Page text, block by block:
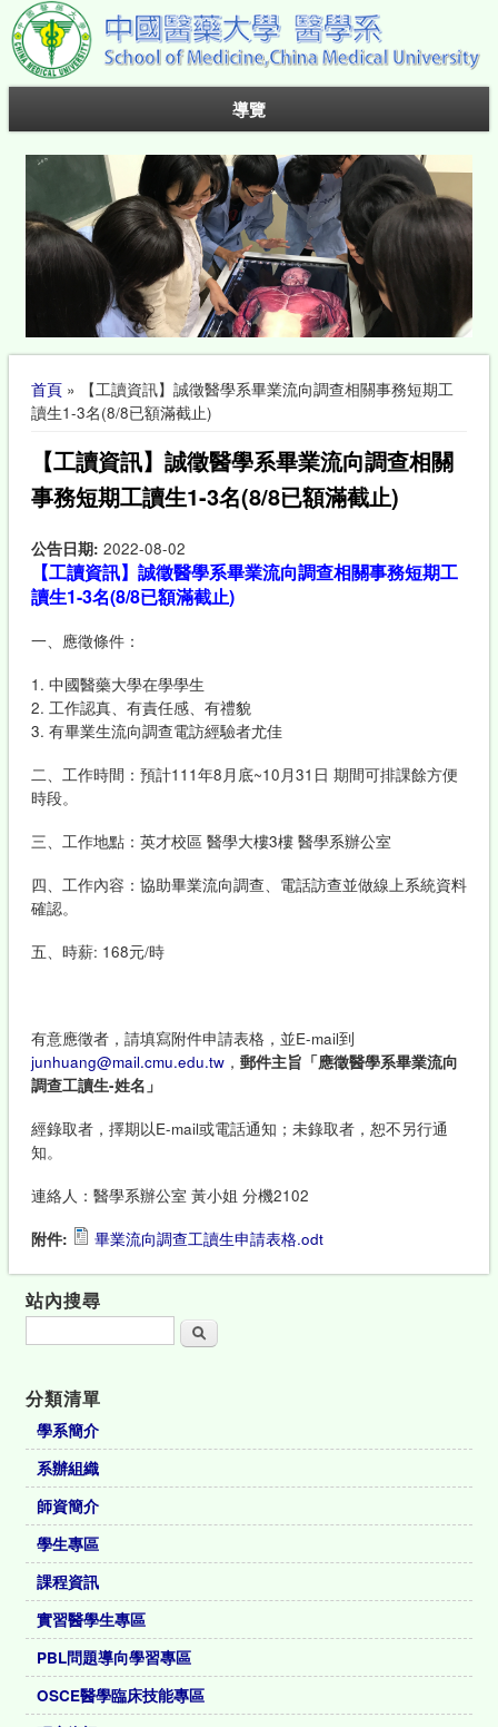
導覽
您在這裡
首頁» 【工讀資訊】誠徵醫學系畢業流向調查相關事務短期工
讀生1-3名(8/8已額滿截止)
【工讀資訊】誠徵醫學系畢業流向調查相關
事務短期工讀生1-3名(8/8已額滿截止)
公告日期: 2022-08-02
【工讀資訊】誠徵醫學系畢業流向調查相關事務短期工
讀生1-3名(8/8已額滿截止)
一、應徵條件：
1. 中國醫藥大學在學學生
2. 工作認真、有責任感、有禮貌
3. 有畢業生流向調查電訪經驗者尤佳
二、工作時間：預計111年8月底~10月31日 期間可排課餘方便
時段。
三、工作地點：英才校區 醫學大樓3樓 醫學系辦公室
四、工作內容：協助畢業流向調查、電話訪查並做線上系統資料
確認。
五、時薪: 168元/時
有意應徵者，請填寫附件申請表格，並E-mail到
junhuang@mail.cmu.edu.tw， 郵件主旨「應徵醫學系畢業流向
調查工讀生-姓名」
經錄取者，擇期以E-mail或電話通知；未錄取者，恕不另行通
知。
連絡人：醫學系辦公室 黃小姐 分機2102
附件: 畢業流向調查工讀生申請表格.odt
站內搜尋
搜尋
分類清單
學系簡介
系辦組織
師資簡介
學生專區
課程資訊
實習醫學生專區
PBL問題導向學習專區
OSCE醫學臨床技能專區